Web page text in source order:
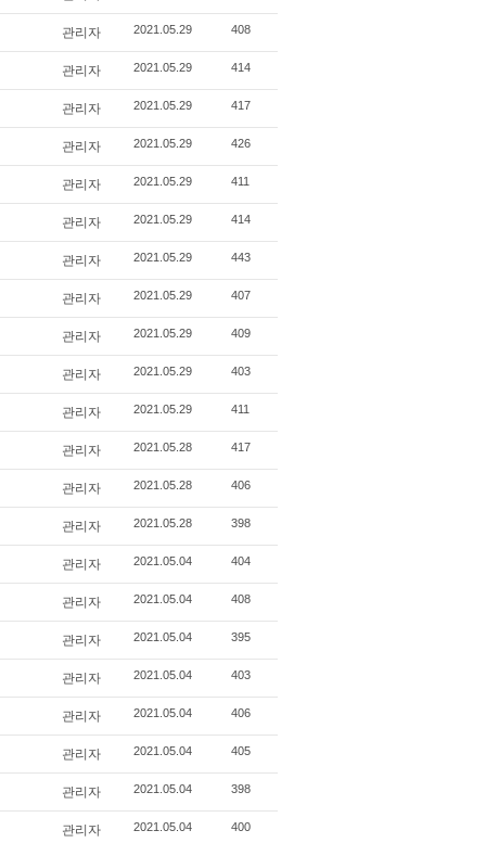
관리자 2021.05.29 408
관리자 2021.05.29 414
관리자 2021.05.29 417
관리자 2021.05.29 426
관리자 2021.05.29 411
관리자 2021.05.29 414
관리자 2021.05.29 443
관리자 2021.05.29 407
관리자 2021.05.29 409
관리자 2021.05.29 403
관리자 2021.05.29 411
관리자 2021.05.28 417
관리자 2021.05.28 406
관리자 2021.05.28 398
관리자 2021.05.04 404
관리자 2021.05.04 408
관리자 2021.05.04 395
관리자 2021.05.04 403
관리자 2021.05.04 406
관리자 2021.05.04 405
관리자 2021.05.04 398
관리자 2021.05.04 400